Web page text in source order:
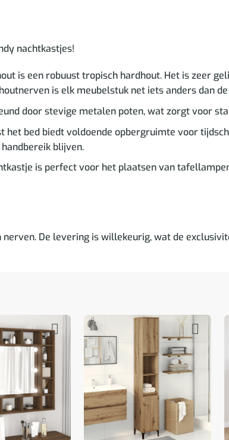
nachtkastjes!
is een robuust tropisch hardhout. Het is zeer
is elk meubelstuk net iets anders dan
door stevige metalen poten, wat zorgt voor
het bed biedt voldoende opbergruimte voor
blijven.
is perfect voor het plaatsen van
De levering is willekeurig, wat de